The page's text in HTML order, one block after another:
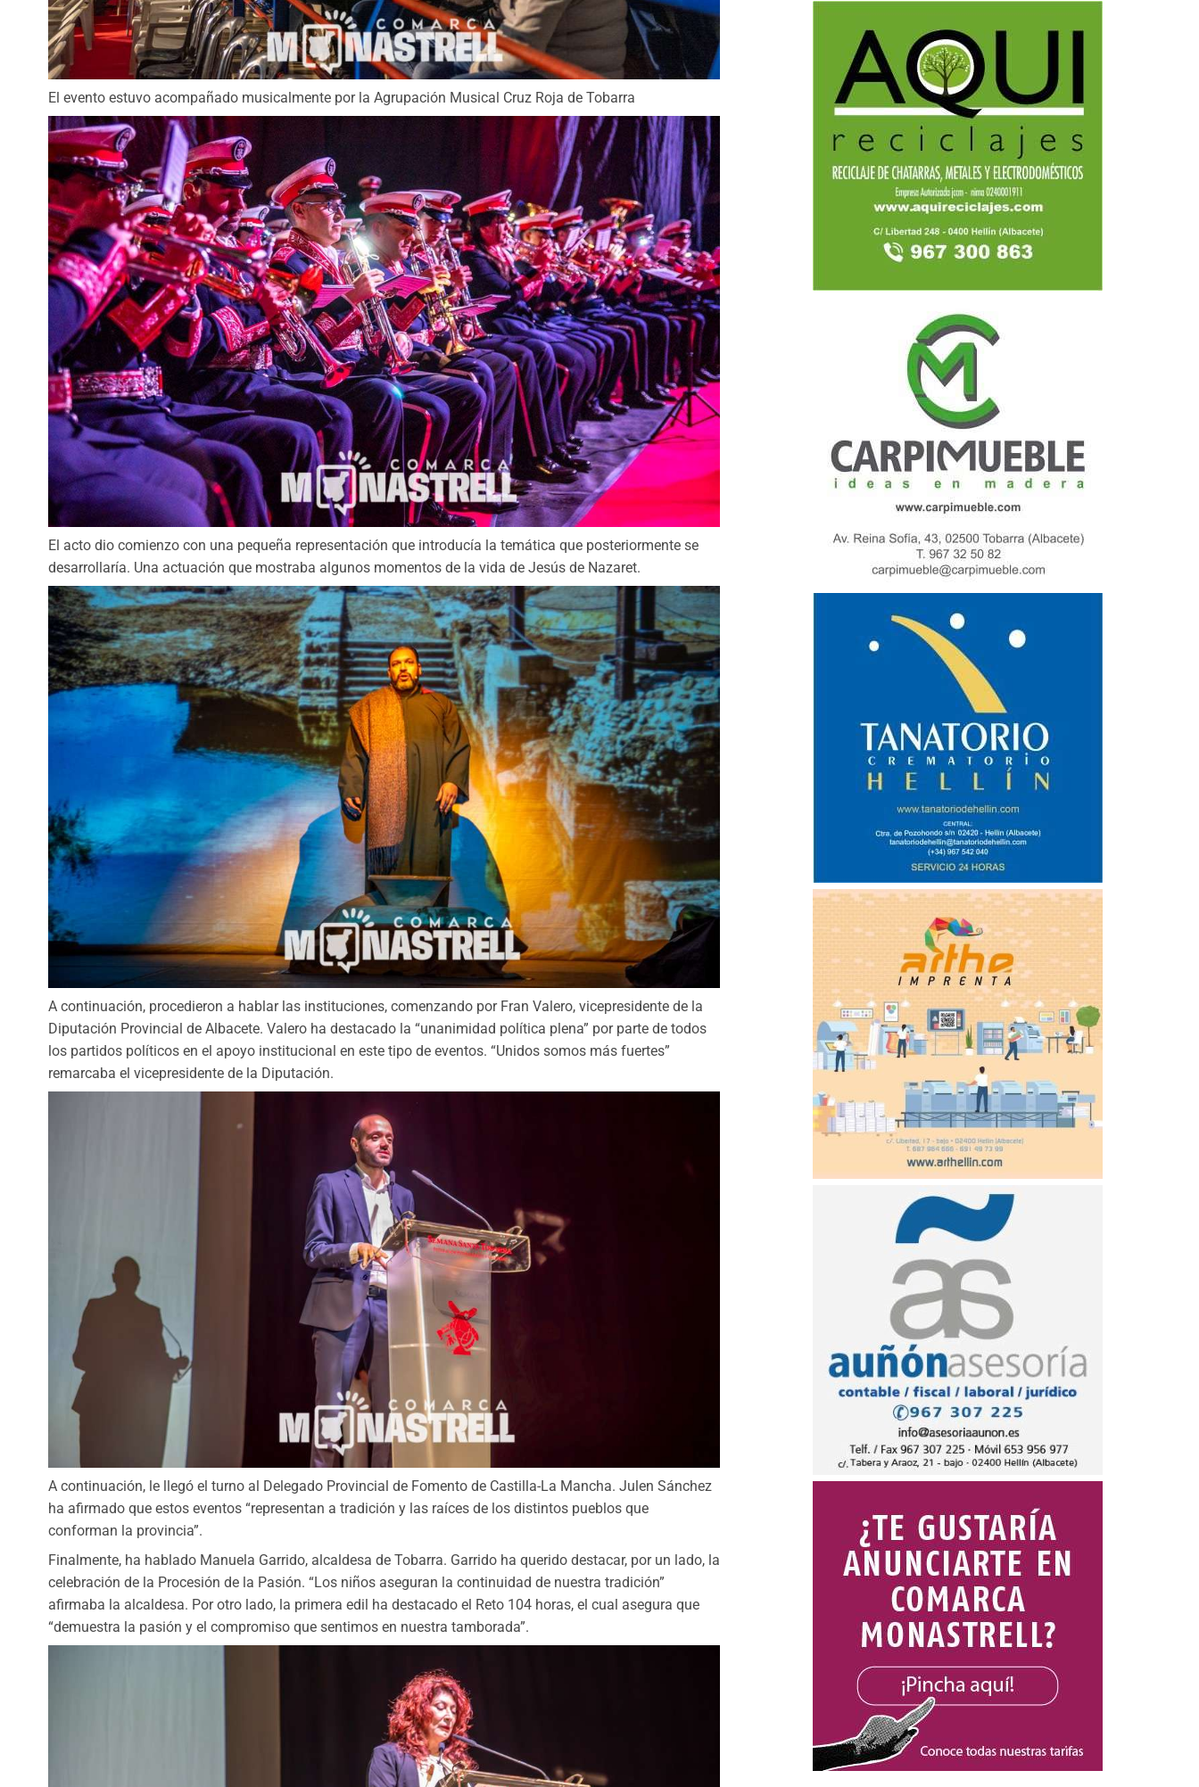
El evento estuvo acompañado musicalmente por la Agrupación Musical Cruz Roja de Tobarra
El acto dio comienzo con una pequeña representación que introducía la temática que posteriormente se
desarrollaría. Una actuación que mostraba algunos momentos de la vida de Jesús de Nazaret.
A continuación, procedieron a hablar las instituciones, comenzando por Fran Valero, vicepresidente de la
Diputación Provincial de Albacete. Valero ha destacado la “unanimidad política plena” por parte de todos
los partidos políticos en el apoyo institucional en este tipo de eventos. “Unidos somos más fuertes”
remarcaba el vicepresidente de la Diputación.
A continuación, le llegó el turno al Delegado Provincial de Fomento de Castilla-La Mancha. Julen Sánchez
ha afirmado que estos eventos “representan a tradición y las raíces de los distintos pueblos que
conforman la provincia”.
Finalmente, ha hablado Manuela Garrido, alcaldesa de Tobarra. Garrido ha querido destacar, por un lado, la
celebración de la Procesión de la Pasión. “Los niños aseguran la continuidad de nuestra tradición”
afirmaba la alcaldesa. Por otro lado, la primera edil ha destacado el Reto 104 horas, el cual asegura que
“demuestra la pasión y el compromiso que sentimos en nuestra tamborada”.